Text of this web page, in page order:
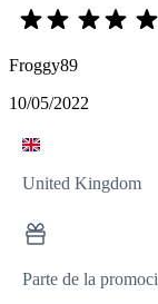
Froggy89
10/05/2022
United Kingdom
Parte de la